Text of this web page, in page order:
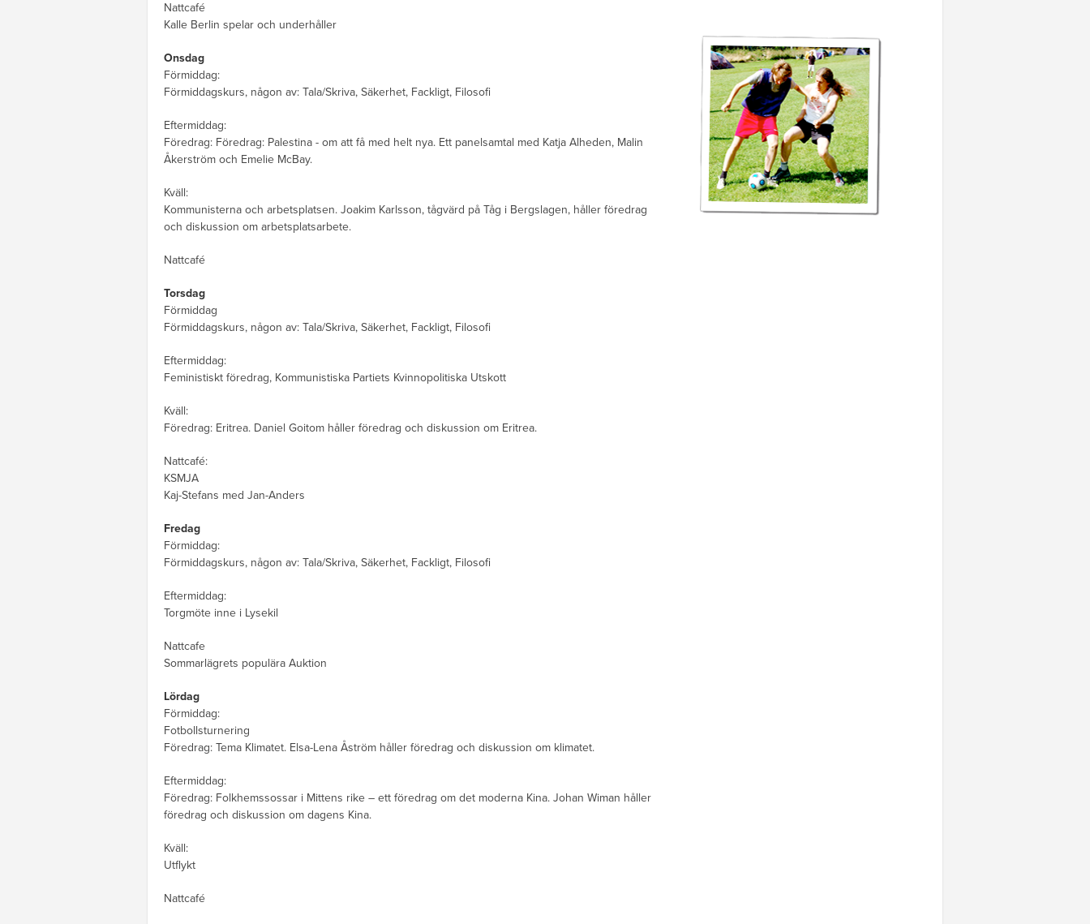
Nattcafé
Kalle Berlin spelar och underhåller
Onsdag
Förmiddag:
Förmiddagskurs, någon av: Tala/Skriva, Säkerhet, Fackligt, Filosofi
Eftermiddag:
Föredrag: Föredrag: Palestina - om att få med helt nya. Ett panelsamtal med Katja Alheden, Malin
Åkerström och Emelie McBay.
Kväll:
Kommunisterna och arbetsplatsen. Joakim Karlsson, tågvärd på Tåg i Bergslagen, håller föredrag
och diskussion om arbetsplatsarbete.
Nattcafé
Torsdag
Förmiddag
Förmiddagskurs, någon av: Tala/Skriva, Säkerhet, Fackligt, Filosofi
Eftermiddag:
Feministiskt föredrag, Kommunistiska Partiets Kvinnopolitiska Utskott
Kväll:
Föredrag: Eritrea. Daniel Goitom håller föredrag och diskussion om Eritrea.
Nattcafé:
KSMJA
Kaj-Stefans med Jan-Anders
Fredag
Förmiddag:
Förmiddagskurs, någon av: Tala/Skriva, Säkerhet, Fackligt, Filosofi
Eftermiddag:
Torgmöte inne i Lysekil
Nattcafe
Sommarlägrets populära Auktion
Lördag
Förmiddag:
Fotbollsturnering
Föredrag: Tema Klimatet. Elsa-Lena Åström håller föredrag och diskussion om klimatet.
Eftermiddag:
Föredrag: Folkhemssossar i Mittens rike – ett föredrag om det moderna Kina. Johan Wiman håller
föredrag och diskussion om dagens Kina.
Kväll:
Utflykt
Nattcafé